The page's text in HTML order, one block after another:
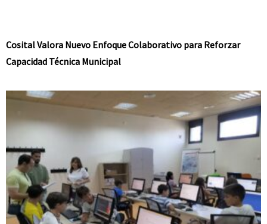
Cosital Valora Nuevo Enfoque Colaborativo para Reforzar
Capacidad Técnica Municipal